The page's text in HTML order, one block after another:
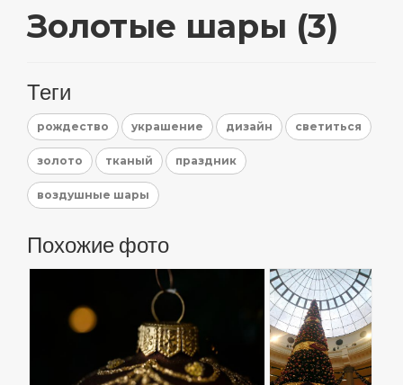
Золотые шары (3)
Теги
рождество украшение дизайн светиться
золото тканый праздник
воздушные шары
Похожие фото